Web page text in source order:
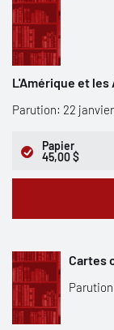
L'Amérique et
Parution: 22
Papier
45,00 $
Cartes